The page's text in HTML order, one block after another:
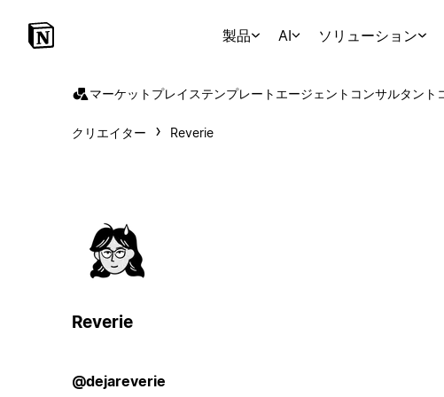
製品 AI ソリューション
マーケットプレイステンプレート エージェント コンサルタント
クリエイター Reverie
Reverie
@dejareverie